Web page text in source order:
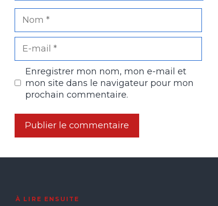
mail
Enregistrer mon nom, mon e-mail et
mon site dans le navigateur pour mon
prochain commentaire.
À LIRE ENSUITE